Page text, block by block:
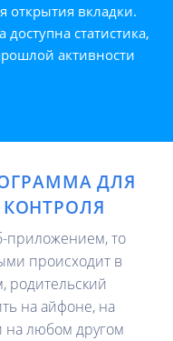
открытия вкладки.
статистика,
активности
ДЛЯ
приложением, то
происходит в
родительский
на айфоне, на
на любом другом